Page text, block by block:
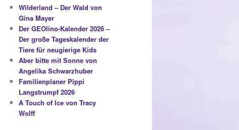
Wilderland – Der Wald von
Gina Mayer
Der GEOlino-Kalender 2026 –
Der große Tageskalender der
Tiere für neugierige Kids
Aber bitte mit Sonne von
Angelika Schwarzhuber
Familienplaner Pippi
Langstrumpf 2026
A Touch of Ice von Tracy
Wolff